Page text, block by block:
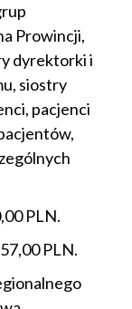
Prowincji,
dyrektorki i
siostry
pacjenci
PLN.
PLN.